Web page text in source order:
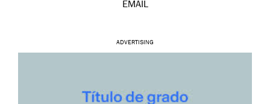
EMAIL
ADVERTISING